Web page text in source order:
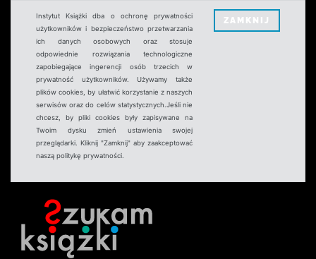
Instytut Książki dba o ochronę prywatności
użytkowników i bezpieczeństwo przetwarzania
ich danych osobowych oraz stosuje
odpowiednie rozwiązania technologiczne
zapobiegające ingerencji osób trzecich w
prywatność użytkowników. Używamy także
plików cookies, by ułatwić korzystanie z naszych
serwisów oraz do celów statystycznych.Jeśli nie
chcesz, by pliki cookies były zapisywane na
Twoim dysku zmień ustawienia swojej
przeglądarki. Kliknij "Zamknij" aby zaakceptować
naszą politykę prywatności.
ZAMKNIJ